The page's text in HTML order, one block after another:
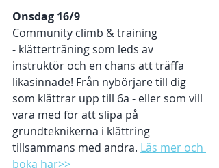
Onsdag 16/9
Community climb & training
- klätterträning som leds av
instruktör och en chans att träffa
likasinnade! Från nybörjare till dig
som klättrar upp till 6a - eller som vill
vara med för att slipa på
grundteknikerna i klättring
tillsammans med andra. Läs mer och
boka här>>